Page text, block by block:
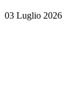
03 Luglio 2026